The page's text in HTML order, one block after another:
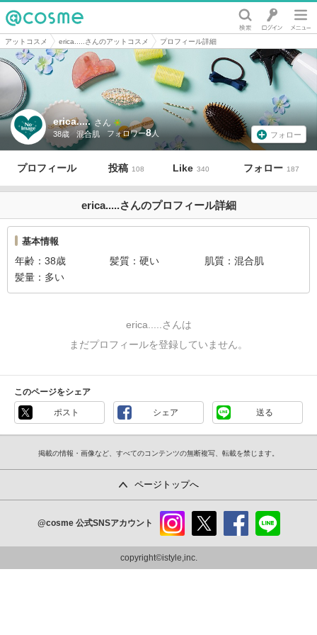
@cosme
アットコスメ erica.....さんのアットコスメ プロフィール詳細
erica..... さん
38歳 混合肌 8 フォロー
プロフィール 投稿 108 Like 340 フォロー 187
erica.....さんのプロフィール詳細
基本情報
年齢 38歳 髪質 硬い 肌質
混合肌
髪量
多い
erica.....さんは
まだプロフィールを登録していません。
このページをシェア
ポスト シェア 送る
掲載の情報・画像など、すべてのコンテンツの無断複写、転載を禁じます。
ページトップへ
@cosme 公式SNSアカウント
ram
copyright©istyle,inc.